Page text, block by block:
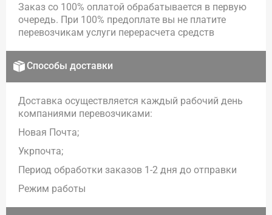
Заказ со 100% оплатой обрабатывается в первую
очередь. При 100% предоплате вы не платите
перевозчикам услуги перерасчета средств
Способы доставки
Доставка осуществляется каждый рабочий день
компаниями перевозчиками:
Новая Почта;
Укрпочта;
Период обработки заказов 1-2 дня до отправки
Режим работы